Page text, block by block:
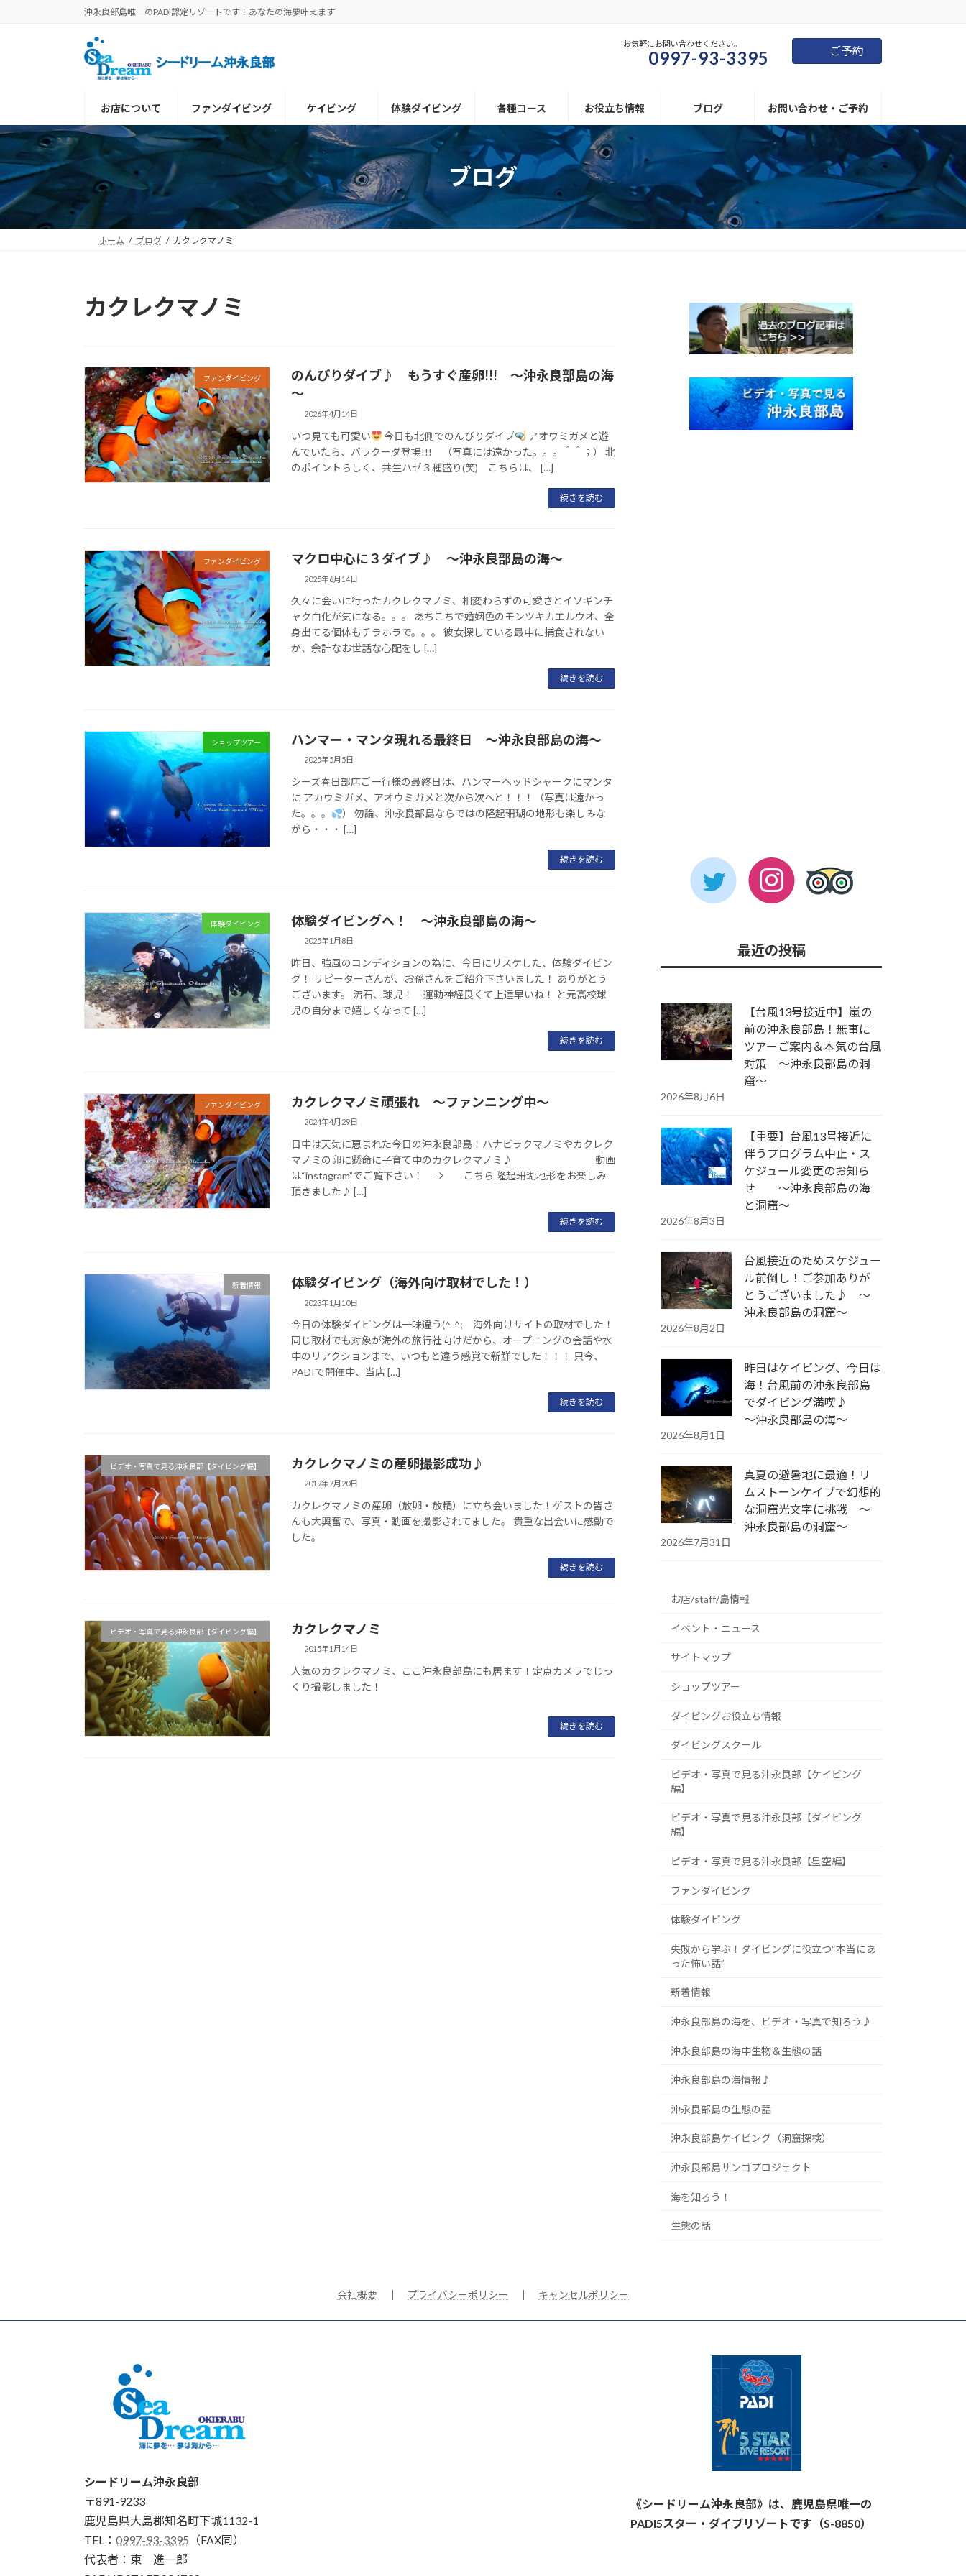
キ
プ
に
動
沖永良部島唯一のPADI認定リゾートです！あなたの海夢叶えます
お気軽にお問い合わせください。
0997-93-3395 ご予約
お店について ファンダイビング ケイビング 体験ダイビング 各種コース お役立ち情報 ブログ お問い合わせ・ご予約
ブログ
ホーム ブログ カクレクマノミ
カクレクマノミ
ファンダイビング
のんびりダイブ♪ もうすぐ産卵!!! ～沖永良部島の海
～
2026年4月14日
いつ見ても可愛い 今日も北側でのんびりダイブ
アオウミガメと遊
んでいたら、バラクーダ登場!!! （写真には遠かった。。。＾＾；） 北
のポイントらしく、共生ハゼ３種盛り(笑) こちらは、 […]
続きを読む
ファンダイビング マクロ中心に３ダイブ♪ ～沖永良部島の海～
2025年6月14日
久々に会いに行ったカクレクマノミ、相変わらずの可愛さとイソギンチ
ャク白化が気になる。。。 あちこちで婚姻色のモンツキカエルウオ、全
身出てる個体もチラホラで。。。 彼女探している最中に捕食されない
か、余計なお世話な心配をし […]
続きを読む
ショップツアー ハンマー・マンタ現れる最終日 ～沖永良部島の海～
2025年5月5日
シーズ春日部店ご一行様の最終日は、ハンマーヘッドシャークにマンタ
に アカウミガメ、アオウミガメと次から次へと！！！（写真は遠かっ
た。。。
） 勿論、沖永良部島ならではの隆起珊瑚の地形も楽しみな
がら・・・ […]
続きを読む
体験ダイビング 体験ダイビングへ！ ～沖永良部島の海～
2025年1月8日
昨日、強風のコンディションの為に、今日にリスケした、体験ダイビン
グ！ リピーターさんが、お孫さんをご紹介下さいました！ ありがとう
ございます。 流石、球児！ 運動神経良くて上達早いね！ と元高校球
児の自分まで嬉しくなって […]
続きを読む
ファンダイビング カクレクマノミ頑張れ ～ファンニング中～
2024年4月29日
日中は天気に恵まれた今日の沖永良部島！ハナビラクマノミやカクレク
マノミの卵に懸命に子育て中のカクレクマノミ♪ 動画
は“instagram”でご覧下さい！ ⇒ こちら 隆起珊瑚地形をお楽しみ
頂きました♪ […]
続きを読む
新着情報 体験ダイビング（海外向け取材でした！）
2023年1月10日
今日の体験ダイビングは一味違う(^-^; 海外向けサイトの取材でした！
同じ取材でも対象が海外の旅行社向けだから、オープニングの会話や水
中のリアクションまで、いつもと違う感覚で新鮮でした！！！ 只今、
PADIで開催中、当店 […]
続きを読む
ビデオ・写真で見る沖永良部【ダイビング編】 カクレクマノミの産卵撮影成功♪
2019年7月20日
カクレクマノミの産卵（放卵・放精）に立ち会いました！ゲストの皆さ
んも大興奮で、写真・動画を撮影されてました。 貴重な出会いに感動で
した。
続きを読む
ビデオ・写真で見る沖永良部【ダイビング編】 カクレクマノミ
2015年1月14日
人気のカクレクマノミ、ここ沖永良部島にも居ます！定点カメラでじっ
くり撮影しました！
続きを読む
最近の投稿
【台風13号接近中】嵐の
前の沖永良部島！無事に
ツアーご案内＆本気の台風
対策 ～沖永良部島の洞
窟～
2026年8月6日
【重要】台風13号接近に
伴うプログラム中止・ス
ケジュール変更のお知ら
せ ～沖永良部島の海
と洞窟～
2026年8月3日
台風接近のためスケジュー
ル前倒し！ご参加ありが
とうございました♪ ～
沖永良部島の洞窟～
2026年8月2日
昨日はケイビング、今日は
海！台風前の沖永良部島
でダイビング満喫♪
～沖永良部島の海～
2026年8月1日
真夏の避暑地に最適！リ
ムストーンケイブで幻想的
な洞窟光文字に挑戦 ～
沖永良部島の洞窟～
2026年7月31日
お店/staff/島情報
イベント・ニュース
サイトマップ
ショップツアー
ダイビングお役立ち情報
ダイビングスクール
ビデオ・写真で見る沖永良部【ケイビング
編】
ビデオ・写真で見る沖永良部【ダイビング
編】
ビデオ・写真で見る沖永良部【星空編】
ファンダイビング
体験ダイビング
失敗から学ぶ！ダイビングに役立つ“本当にあ
った怖い話”
新着情報
沖永良部島の海を、ビデオ・写真で知ろう♪
沖永良部島の海中生物＆生態の話
沖永良部島の海情報♪
沖永良部島の生態の話
沖永良部島ケイビング（洞窟探検）
沖永良部島サンゴプロジェクト
海を知ろう！
生態の話
会社概要 プライバシーポリシー キャンセルポリシー
シードリーム沖永良部
〒891-9233
鹿児島県大島郡知名町下城1132-1
TEL： 0997-93-3395 （FAX同）
代表者：東 進一郎
《シードリーム沖永良部》は、鹿児島県唯一の
PADI5スター・ダイブリゾートです（S-8850）